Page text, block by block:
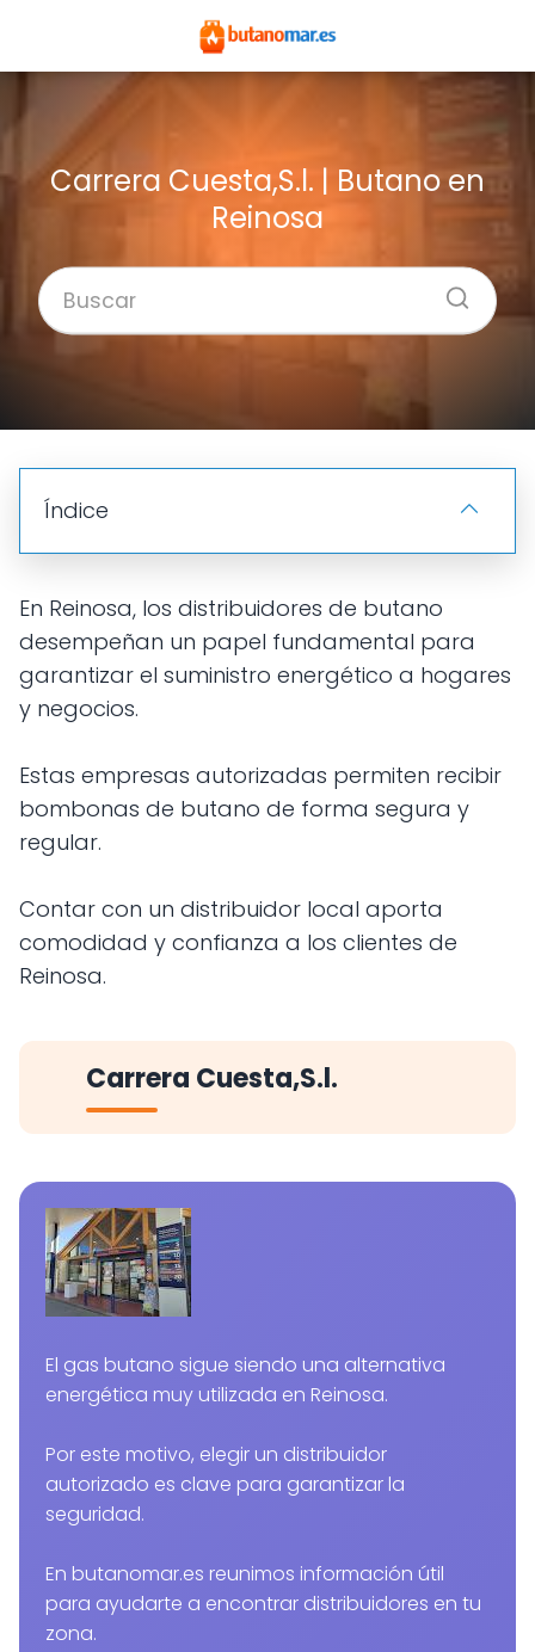
Carrera Cuesta,S.l. | Butano en
Reinosa
Índice
En Reinosa, los distribuidores de butano
desempeñan un papel fundamental para
garantizar el suministro energético a hogares
y negocios.
Estas empresas autorizadas permiten recibir
bombonas de butano de forma segura y
regular.
Contar con un distribuidor local aporta
comodidad y confianza a los clientes de
Reinosa.
Carrera Cuesta,S.l.
El gas butano sigue siendo una alternativa
energética muy utilizada en Reinosa.
Por este motivo, elegir un distribuidor
autorizado es clave para garantizar la
seguridad.
En butanomar.es reunimos información útil
para ayudarte a encontrar distribuidores en tu
zona.